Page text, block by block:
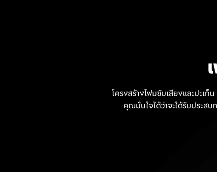
โครงสร้างโฟมซับเสียงและปะเ
คุณมั่นใจได้ว่าจะได้รับประส